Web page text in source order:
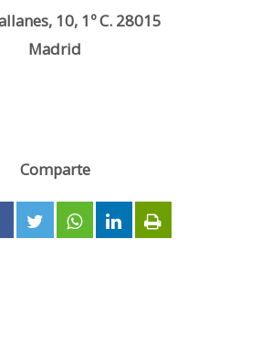
10, 1º C. 28015
Madrid
Comparte
0